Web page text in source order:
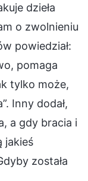
dzieła
o zwolnieniu
powiedział:
pomaga
tylko może,
Inny dodał,
a gdy bracia i
jakieś
została